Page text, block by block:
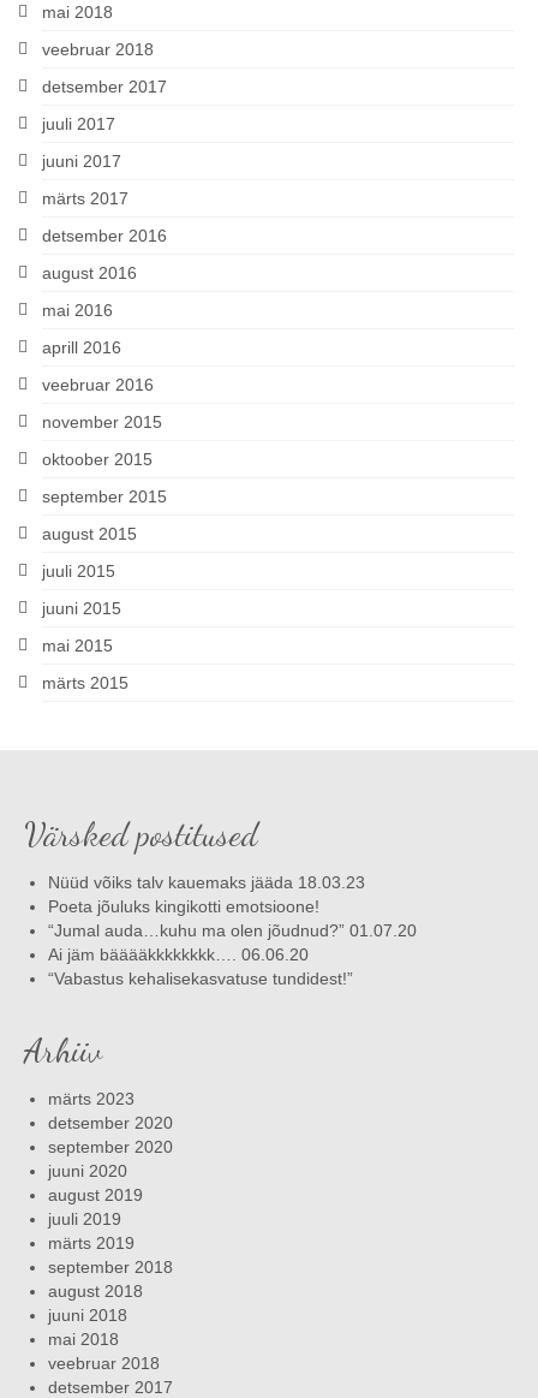
mai 2018
veebruar 2018
detsember 2017
juuli 2017
juuni 2017
märts 2017
detsember 2016
august 2016
mai 2016
aprill 2016
veebruar 2016
november 2015
oktoober 2015
september 2015
august 2015
juuli 2015
juuni 2015
mai 2015
märts 2015
Värsked postitused
Nüüd võiks talv kauemaks jääda 18.03.23
Poeta jõuluks kingikotti emotsioone!
“Jumal auda…kuhu ma olen jõudnud?” 01.07.20
Ai jäm bääääkkkkkkkk…. 06.06.20
“Vabastus kehalisekasvatuse tundidest!”
Arhiiv
märts 2023
detsember 2020
september 2020
juuni 2020
august 2019
juuli 2019
märts 2019
september 2018
august 2018
juuni 2018
mai 2018
veebruar 2018
detsember 2017